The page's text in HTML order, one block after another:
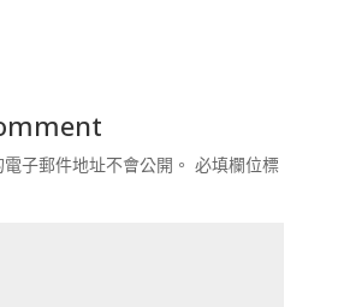
子郵件地址不會公開。 必填欄位標